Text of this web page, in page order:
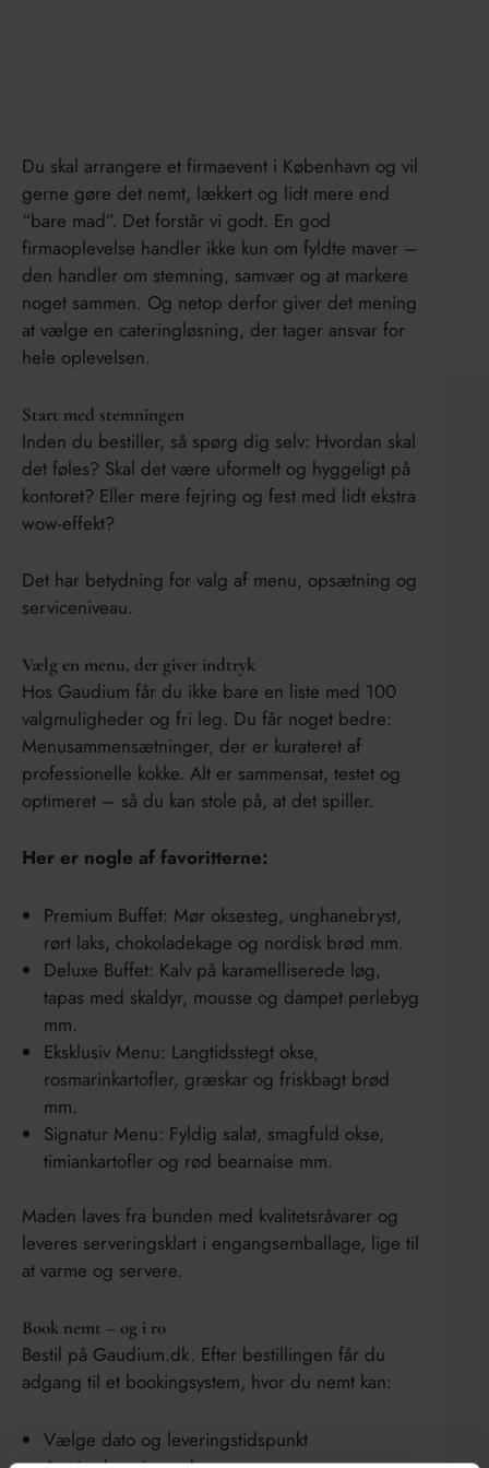
Du skal arrangere et firmaevent i København og vil
gerne gøre det nemt, lækkert og lidt mere end
“bare mad”. Det forstår vi godt. En god
firmaoplevelse handler ikke kun om fyldte maver –
den handler om stemning, samvær og at markere
noget sammen. Og netop derfor giver det mening
at vælge en cateringløsning, der tager ansvar for
hele oplevelsen.
Start med stemningen
Inden du bestiller, så spørg dig selv: Hvordan skal
det føles? Skal det være uformelt og hyggeligt på
kontoret? Eller mere fejring og fest med lidt ekstra
wow-effekt?
Det har betydning for valg af menu, opsætning og
serviceniveau.
Vælg en menu, der giver indtryk
Hos Gaudium får du ikke bare en liste med 100
valgmuligheder og fri leg. Du får noget bedre:
Menusammensætninger, der er kurateret af
professionelle kokke. Alt er sammensat, testet og
optimeret – så du kan stole på, at det spiller.
Her er nogle af favoritterne:
Premium Buffet: Mør oksesteg, unghanebryst,
rørt laks, chokoladekage og nordisk brød mm.
Deluxe Buffet: Kalv på karamelliserede løg,
tapas med skaldyr, mousse og dampet perlebyg
mm.
Eksklusiv Menu: Langtidsstegt okse,
rosmarinkartofler, græskar og friskbagt brød
mm.
Signatur Menu: Fyldig salat, smagfuld okse,
timiankartofler og rød bearnaise mm.
Maden laves fra bunden med kvalitetsråvarer og
leveres serveringsklart i engangsemballage, lige til
at varme og servere.
Book nemt – og i ro
Bestil på Gaudium.dk. Efter bestillingen får du
adgang til et bookingsystem, hvor du nemt kan:
Vælge dato og leveringstidspunkt